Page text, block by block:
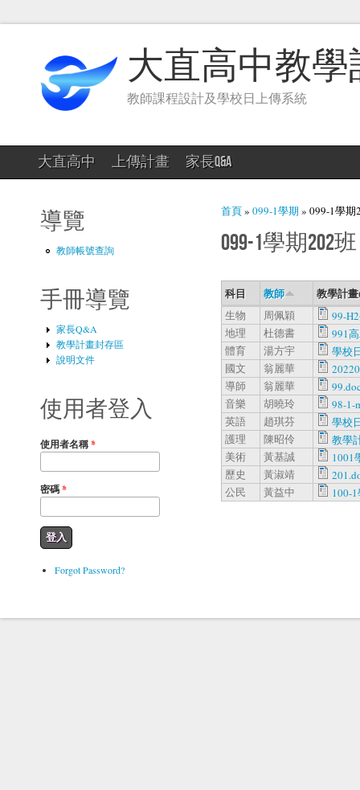
大直高中教
教師課程設計及學校日上傳系統
大直高中 上傳計畫 家長Q&A
導覽
教師帳號查詢
手冊導覽
家長Q&A
教學計畫封存區
說明文件
使用者登入
使用者名稱*
密碼*
Forgot Password?
您在這裡
首頁» 099-1學期 » 099-1學期
099-1學期202班
科目 教師 教學計
生物 周佩穎
99-
地理
杜德書
991
體育
湯方宇
學校
國文
翁麗華
導師
翁麗華
音樂
胡曉玲
98-1-
英語
趙琪芬
學校
護理
陳昭伶
教學
美術
黃基誠
1001
歷史
黃淑靖
公民
黃益中 100-